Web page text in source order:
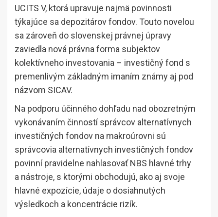
UCITS V, ktorá upravuje najmä povinnosti
týkajúce sa depozitárov fondov. Touto novelou
sa zároveň do slovenskej právnej úpravy
zaviedla nová právna forma subjektov
kolektívneho investovania – investičný fond s
premenlivým základným imaním známy aj pod
názvom SICAV.
Na podporu účinného dohľadu nad obozretným
vykonávaním činností správcov alternatívnych
investičných fondov na makroúrovni sú
správcovia alternatívnych investičných fondov
povinní pravidelne nahlasovať NBS hlavné trhy
a nástroje, s ktorými obchodujú, ako aj svoje
hlavné expozície, údaje o dosiahnutých
výsledkoch a koncentrácie rizík.